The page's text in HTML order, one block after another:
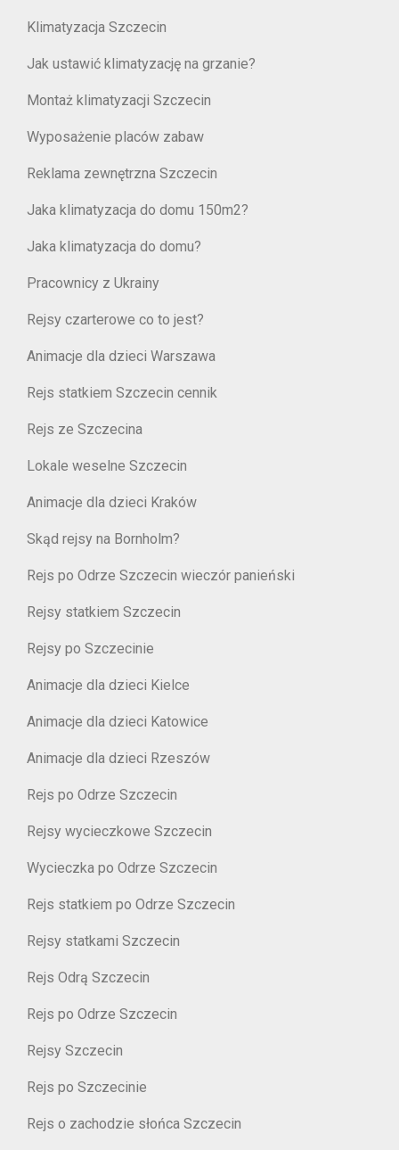
Klimatyzacja Szczecin
Jak ustawić klimatyzację na grzanie?
Montaż klimatyzacji Szczecin
Wyposażenie placów zabaw
Reklama zewnętrzna Szczecin
Jaka klimatyzacja do domu 150m2?
Jaka klimatyzacja do domu?
Pracownicy z Ukrainy
Rejsy czarterowe co to jest?
Animacje dla dzieci Warszawa
Rejs statkiem Szczecin cennik
Rejs ze Szczecina
Lokale weselne Szczecin
Animacje dla dzieci Kraków
Skąd rejsy na Bornholm?
Rejs po Odrze Szczecin wieczór panieński
Rejsy statkiem Szczecin
Rejsy po Szczecinie
Animacje dla dzieci Kielce
Animacje dla dzieci Katowice
Animacje dla dzieci Rzeszów
Rejs po Odrze Szczecin
Rejsy wycieczkowe Szczecin
Wycieczka po Odrze Szczecin
Rejs statkiem po Odrze Szczecin
Rejsy statkami Szczecin
Rejs Odrą Szczecin
Rejs po Odrze Szczecin
Rejsy Szczecin
Rejs po Szczecinie
Rejs o zachodzie słońca Szczecin